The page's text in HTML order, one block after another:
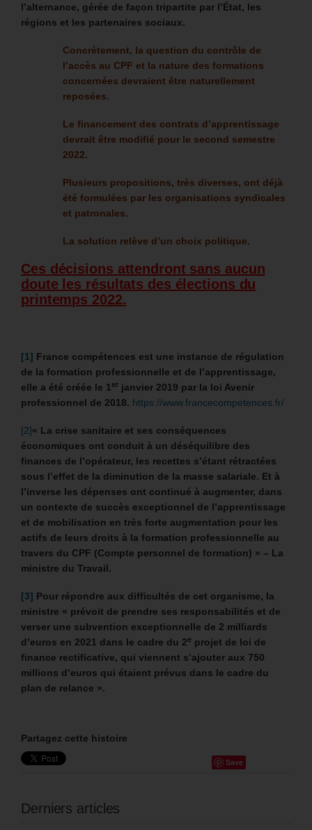
l’alternance, gérée de façon tripartite par l’État, les
régions et les partenaires sociaux.
Concrètement, la question du contrôle de
l’accès au CPF et la nature des formations
concernées devraient être naturellement
reposées.
Le financement des contrats d’apprentissage
devrait être modifié pour le second semestre
2022.
Plusieurs propositions, très diverses, ont déjà
été formulées par les organisations syndicales
et patronales.
La solution relève d’un choix politique.
Ces décisions attendront sans aucun
doute les résultats des élections du
printemps 2022.
[1] France compétences est une instance de régulation
de la formation professionnelle et de l’apprentissage,
elle a été créée le 1 er janvier 2019 par la loi Avenir
professionnel de 2018. https://www.francecompetences.fr/
[2]« La crise sanitaire et ses conséquences
économiques ont conduit à un déséquilibre des
finances de l’opérateur, les recettes s’étant rétractées
sous l’effet de la diminution de la masse salariale. Et à
l’inverse les dépenses ont continué à augmenter, dans
un contexte de succès exceptionnel de l’apprentissage
et de mobilisation en très forte augmentation pour les
actifs de leurs droits à la formation professionnelle au
travers du CPF (Compte personnel de formation) » – La
ministre du Travail.
[3] Pour répondre aux difficultés de cet organisme, la
ministre « prévoit de prendre ses responsabilités et de
verser une subvention exceptionnelle de 2 milliards
d’euros en 2021 dans le cadre du 2e projet de loi de
finance rectificative, qui viennent s’ajouter aux 750
millions d’euros qui étaient prévus dans le cadre du
plan de relance ».
Partagez cette histoire
Save
Derniers articles